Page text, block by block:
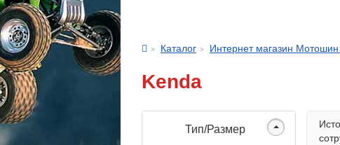
Каталог Интернет магазин
Kenda
Тип/Размер